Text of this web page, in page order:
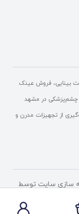
بینایی، فروش عینک
چشم‌پزشکی در مشهد
از تجهیزات مدرن و
سازی سایت توسط
فناوری